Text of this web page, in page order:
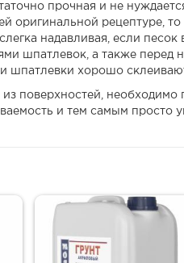
прочная и не
оригинальной рецептуре,
надавливая, если
шпатлевок, а также перед
шпатлевки хорошо
поверхностей,
и тем самым просто